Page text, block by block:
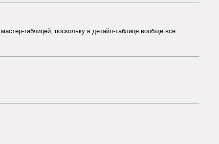
таблицей, поскольку в детайл-таблице вообще все